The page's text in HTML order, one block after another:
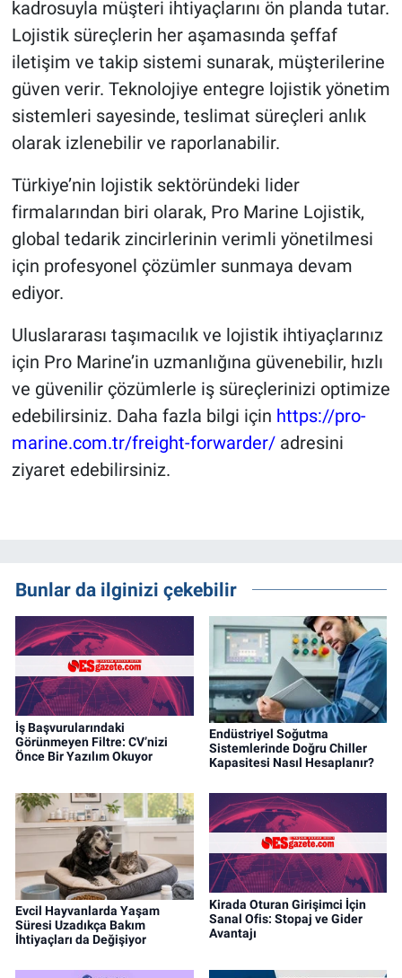
kadrosuyla müşteri ihtiyaçlarını ön planda tutar.
Lojistik süreçlerin her aşamasında şeffaf
iletişim ve takip sistemi sunarak, müşterilerine
güven verir. Teknolojiye entegre lojistik yönetim
sistemleri sayesinde, teslimat süreçleri anlık
olarak izlenebilir ve raporlanabilir.
Türkiye’nin lojistik sektöründeki lider
firmalarından biri olarak, Pro Marine Lojistik,
global tedarik zincirlerinin verimli yönetilmesi
için profesyonel çözümler sunmaya devam
ediyor.
Uluslararası taşımacılık ve lojistik ihtiyaçlarınız
için Pro Marine’in uzmanlığına güvenebilir, hızlı
ve güvenilir çözümlerle iş süreçlerinizi optimize
edebilirsiniz. Daha fazla bilgi için https://pro-
marine.com.tr/freight-forwarder/adresini
ziyaret edebilirsiniz.
Bunlar da ilginizi çekebilir
İş Başvurularındaki
Görünmeyen Filtre: CV’nizi
Önce Bir Yazılım Okuyor
Endüstriyel Soğutma
Sistemlerinde Doğru Chiller
Kapasitesi Nasıl Hesaplanır?
Evcil Hayvanlarda Yaşam
Süresi Uzadıkça Bakım
İhtiyaçları da Değişiyor
Kirada Oturan Girişimci İçin
Sanal Ofis: Stopaj ve Gider
Avantajı